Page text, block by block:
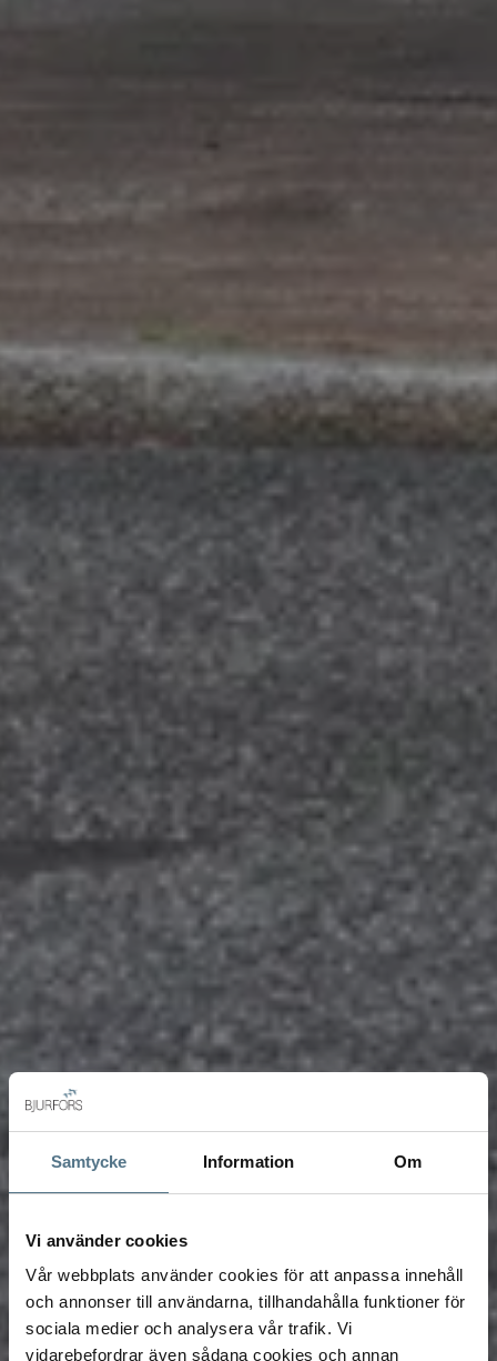
Samtycke Information Om
Vi använder cookies
Vår webbplats använder cookies för att anpassa innehåll
och annonser till användarna, tillhandahålla funktioner för
sociala medier och analysera vår trafik. Vi
vidarebefordrar även sådana cookies och annan